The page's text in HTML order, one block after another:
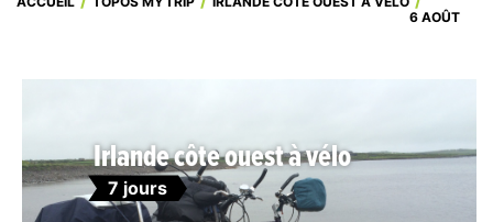
6 AOÛT
Irlande côte ouest à vélo
7 jours